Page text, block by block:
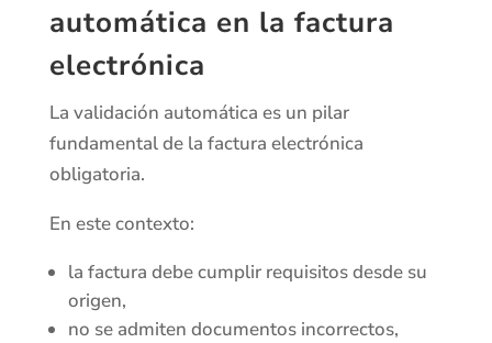
automática en la factura
electrónica
La validación automática es un pilar
fundamental de la factura electrónica
obligatoria.
En este contexto:
la factura debe cumplir requisitos desde su
origen,
no se admiten documentos incorrectos,